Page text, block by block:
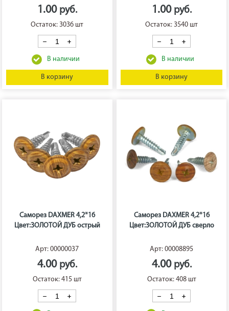
1.00
Остаток: 3036 шт
В корзину
1.00
Остаток: 3540 шт
В корзину
Саморез DAXMER 4,2*16
Цвет:ЗОЛОТОЙ ДУБ острый
Арт: 00000037
4.00
Остаток: 415 шт
Саморез DAXMER 4,2*16
Цвет:ЗОЛОТОЙ ДУБ сверло
Арт: 00008895
4.00
Остаток: 408 шт